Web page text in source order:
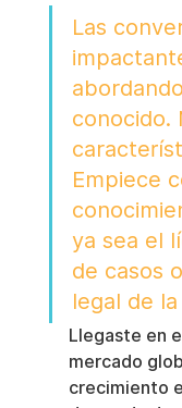
Las
conocido.
Empiece
ya sea el
de casos
legal de
Llegaste en
mercado
crecimiento